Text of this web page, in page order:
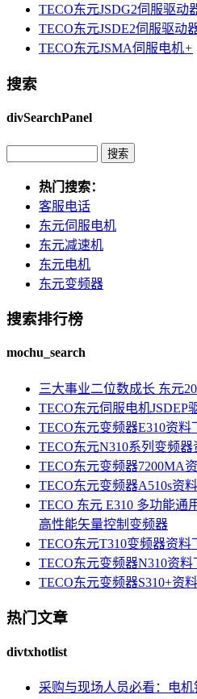
TECO东元JSDG2伺服驱动
TECO东元JSDE2伺服驱动
TECO东元JSMA伺服电机+
搜索
divSearchPanel
热门搜索：
客服电话
东元伺服电机
东元减速机
东元电机
东元变频器
搜索排行榜
mochu_search
三大事业二位数成长 东元
TECO东元伺服电机JSDEP
TECO东元变频器E310资
TECO东元N310系列变频
TECO东元变频器7200MA
TECO东元变频器A510s资
TECO 东元 E310 多功能通
高性能矢量控制变频器
TECO东元T310变频器资料
TECO东元变频器N310资
TECO东元变频器S310+资
热门文章
divtxhotlist
采购与现场人员必看：电